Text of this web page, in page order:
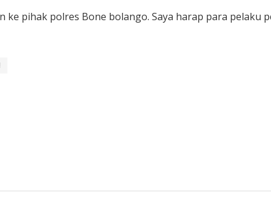
ke pihak polres Bone bolango. Saya harap para pelaku